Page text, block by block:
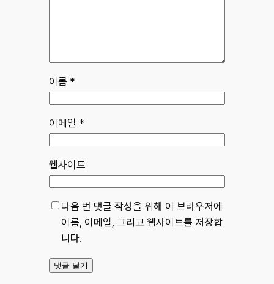
이름 *
이메일 *
웹사이트
다음 번 댓글 작성을 위해 이 브라우저에
이름, 이메일, 그리고 웹사이트를 저장합
니다.